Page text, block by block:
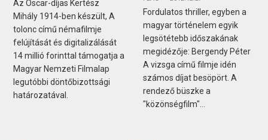
Az Oscar-díjas Kertész
Mihály 1914-ben készült, A
tolonc című némafilmje
felújítását és digitalizálását
14 millió forinttal támogatja a
Magyar Nemzeti Filmalap
legutóbbi döntőbizottsági
határozatával.
Fordulatos thriller, egyben a
magyar történelem egyik
legsötétebb időszakának
megidézője: Bergendy Péter
A vizsga című filmje idén
számos díjat besöpört. A
rendező büszke a
"közönségfilm"...